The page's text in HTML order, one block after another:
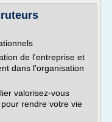
de l'entreprise et
dans l'organisation
valorisez-vous
rendre votre vie